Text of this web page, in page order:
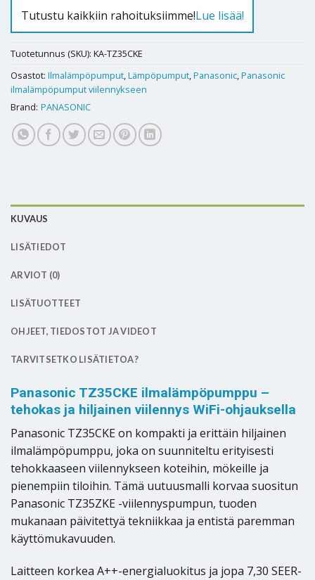
Tutustu kaikkiin rahoituksiimme!Lue lisää!
Tuotetunnus (SKU): KA-TZ35CKE
Osastot: Ilmalämpöpumput,Lämpöpumput,Panasonic,Panasonic
ilmalämpöpumput viilennykseen
Brand: PANASONIC
KUVAUS
LISÄTIEDOT
ARVIOT (0)
LISÄTUOTTEET
OHJEET, TIEDOSTOT JA VIDEOT
TARVITSETKO LISÄTIETOA?
Panasonic TZ35CKE ilmalämpöpumppu –
tehokas ja hiljainen viilennys WiFi-ohjauksella
Panasonic TZ35CKE on kompakti ja erittäin hiljainen
ilmalämpöpumppu, joka on suunniteltu erityisesti
tehokkaaseen viilennykseen koteihin, mökeille ja
pienempiin tiloihin. Tämä uutuusmalli korvaa suositun
Panasonic TZ35ZKE -viilennyspumpun, tuoden
mukanaan päivitettyä tekniikkaa ja entistä paremman
käyttömukavuuden.
Laitteen korkea A++-energialuokitus ja jopa 7,30 SEER-